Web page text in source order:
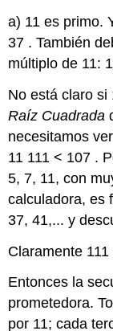
a) 11 es primo.
37 . También
múltiplo de 11:
No está claro
Raíz Cuadrada
necesitamos
11 111 < 107 .
5, 7, 11, con
calculadora, es
37, 41,... y
Claramente 111
Entonces la
prometedora.
por 11; cada